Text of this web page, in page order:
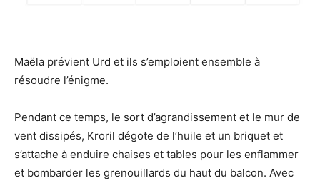
Maëla prévient Urd et ils s’emploient ensemble à
résoudre l’énigme.
Pendant ce temps, le sort d’agrandissement et le mur de
vent dissipés, Kroril dégote de l’huile et un briquet et
s’attache à enduire chaises et tables pour les enflammer
et bombarder les grenouillards du haut du balcon. Avec